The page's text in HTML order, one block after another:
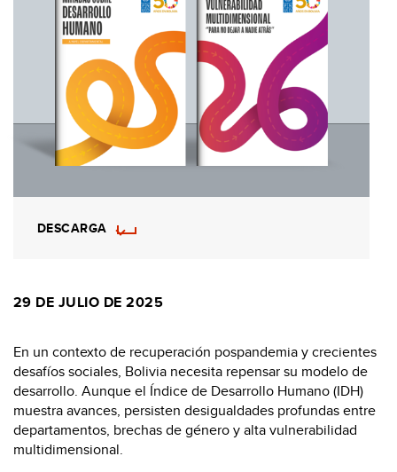
DESCARGA
29 DE JULIO DE 2025
En un contexto de recuperación pospandemia y crecientes
desafíos sociales, Bolivia necesita repensar su modelo de
desarrollo. Aunque el Índice de Desarrollo Humano (IDH)
muestra avances, persisten desigualdades profundas entre
departamentos, brechas de género y alta vulnerabilidad
multidimensional.